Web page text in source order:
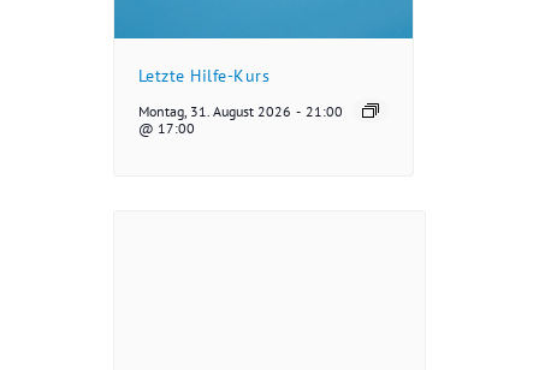
Letzte Hilfe-Kurs
Montag, 31. August 2026
@ 17:00
- 21:00